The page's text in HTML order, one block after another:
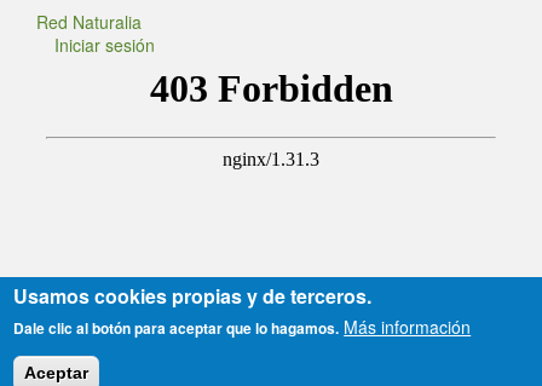
Red Naturalia
Iniciar sesión
Sitio en actualización permanente.
Desarrollado con software libre
Usamos cookies propias y de terceros.
Dale clic al botón para aceptar que lo hagamos. Más información
Aceptar